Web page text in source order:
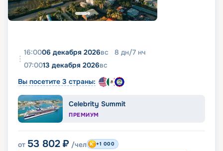
16:0006 декабря 2026вс 8 дн/7 нч
07:0013 декабря 2026вс
Вы посетите 3 страны:
Celebrity Summit
ПРЕМИУМ
от 53 802 ₽ /чел +1 000